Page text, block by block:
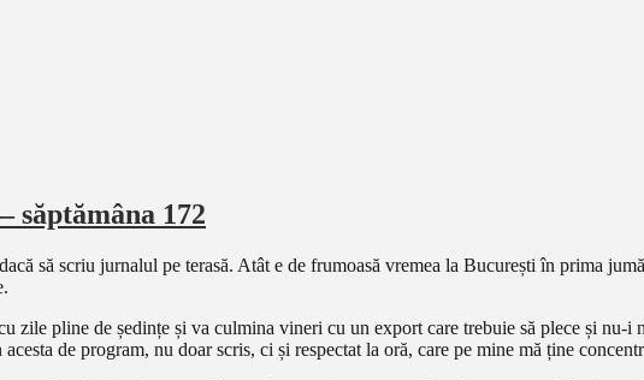
săptămâna 172
să scriu jurnalul pe terasă. Atât e de frumoasă vremea la București în prima
zile pline de ședințe și va culmina vineri cu un export care trebuie să plece și
de program, nu doar scris, ci și respectat la oră, care pe mine mă ține